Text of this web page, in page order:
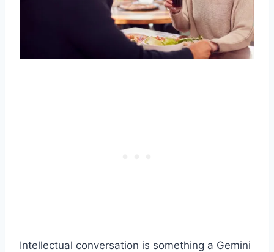
Intellectual conversation is something a Gemini